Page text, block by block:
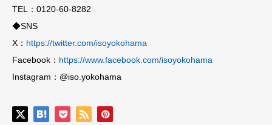
TEL：0120-60-8282
◆SNS
X： https://twitter.com/isoyokohama
Facebook： https://www.facebook.com/isoyokohama
Instagram：@iso.yokohama